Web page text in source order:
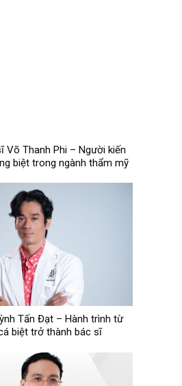
Võ Thanh Phi – Người kiến
biệt trong ngành thẩm mỹ
Tấn Đạt – Hành trình từ
biệt trở thành bác sĩ